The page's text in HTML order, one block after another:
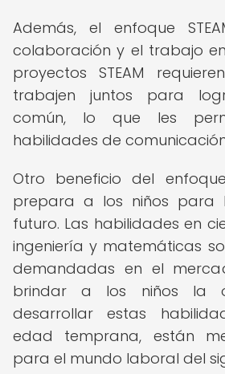
Además, el enfoque
colaboración y el trabajo
proyectos STEAM
trabajen juntos para
común, lo que les
habilidades de
Otro beneficio del
prepara a los niños para
futuro. Las habilidades en
ingeniería y matemáticas
demandadas en el
brindar a los niños la
desarrollar estas
edad temprana, están
para el mundo laboral del